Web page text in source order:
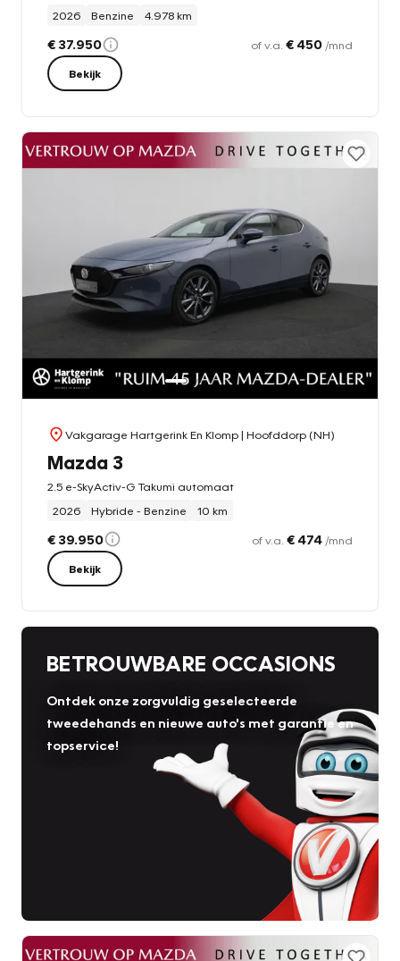
2026
Benzine 4.978 km
€ 37.950 of v.a. € 450 /mnd
Bekijk
Vakgarage Hartgerink En Klomp| Hoofddorp (NH)
Mazda 3
2.5 e-SkyActiv-G Takumi automaat
2026
Hybride - Benzine 10 km
€ 39.950 of v.a. € 474 /mnd
Bekijk
BETROUWBARE OCCASIONS
Ontdek onze zorgvuldig geselecteerde
tweedehands en nieuwe auto's met garantie en
topservice!